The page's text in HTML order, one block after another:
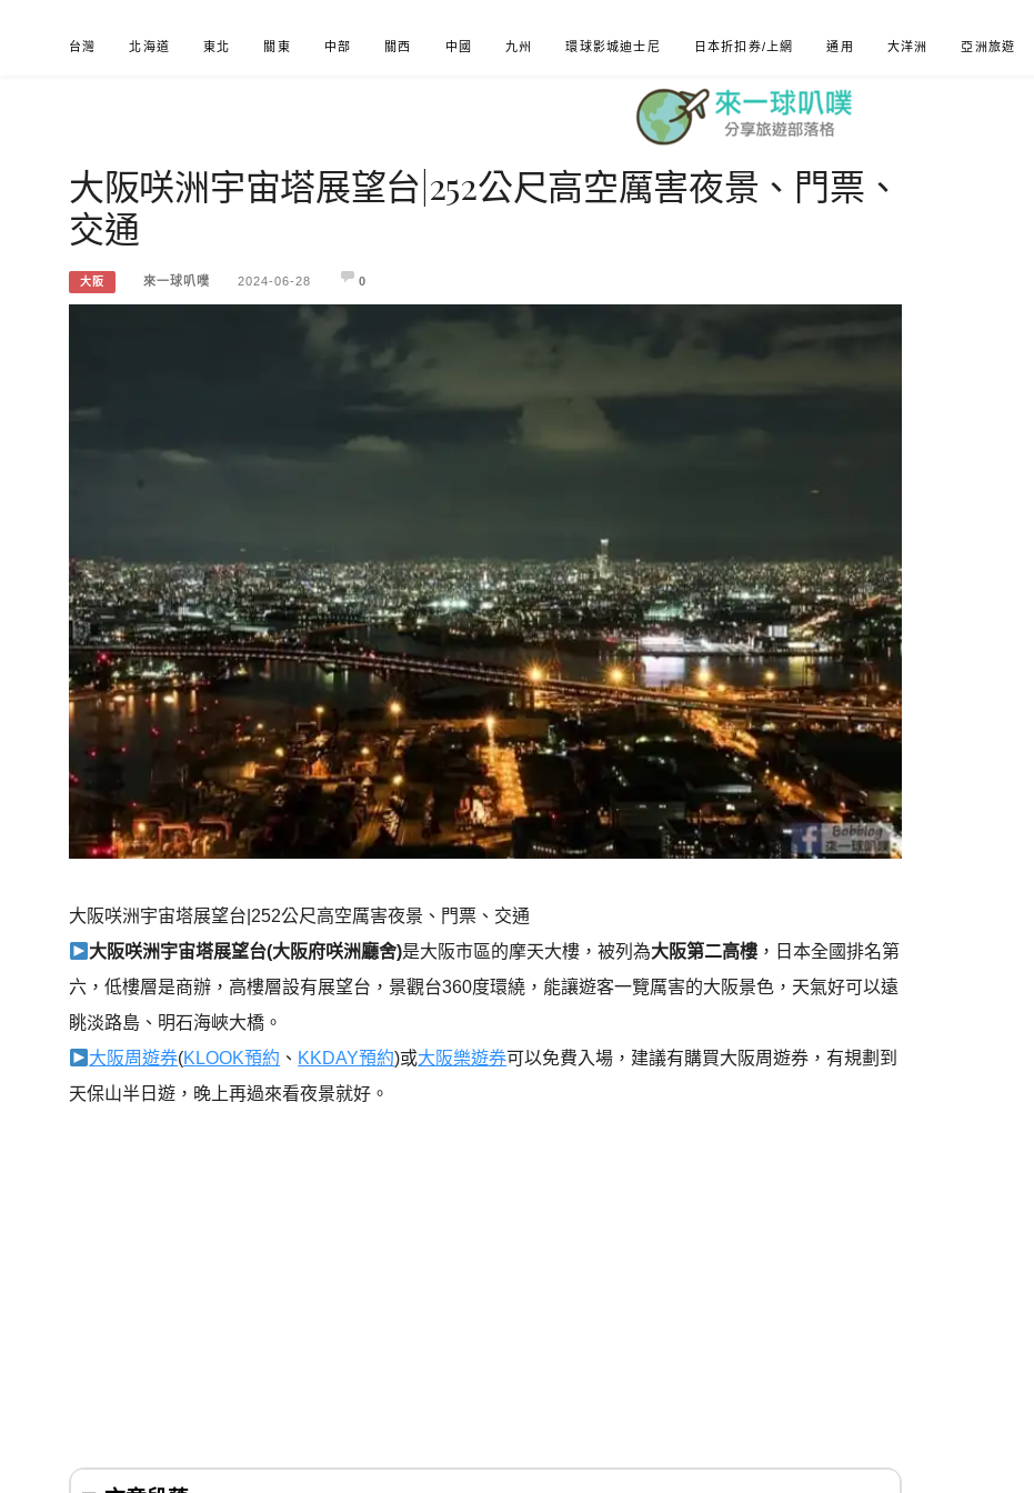
台灣 北海道 東北 關東 中部 關西 中國 九州 環球影城迪士尼 日本折扣券/上網 通用 大洋洲 亞洲旅遊
來一球叭噗
分享日本自助部落格
大阪咲洲宇宙塔展望台|252公尺高空厲害夜景、門票、
交通
大阪 來一球叭噗 2024-06-28 0
大阪咲洲宇宙塔展望台|252公尺高空厲害夜景、門票、交通
大阪咲洲宇宙塔展望台(大阪府咲洲廳舍)是大阪市區的摩天大樓，被列為大阪第二高樓 ，日本全國排名第
六，低樓層是商辦，高樓層設有展望台，景觀台360度環繞，能讓遊客一覽厲害的大阪景色，天氣好可以遠
眺淡路島、明石海峽大橋。
大阪周遊券(KLOOK預約 、 KKDAY預約)或大阪樂遊券可以免費入場，建議有購買大阪周遊券，有規劃到
天保山半日遊，晚上再過來看夜景就好。